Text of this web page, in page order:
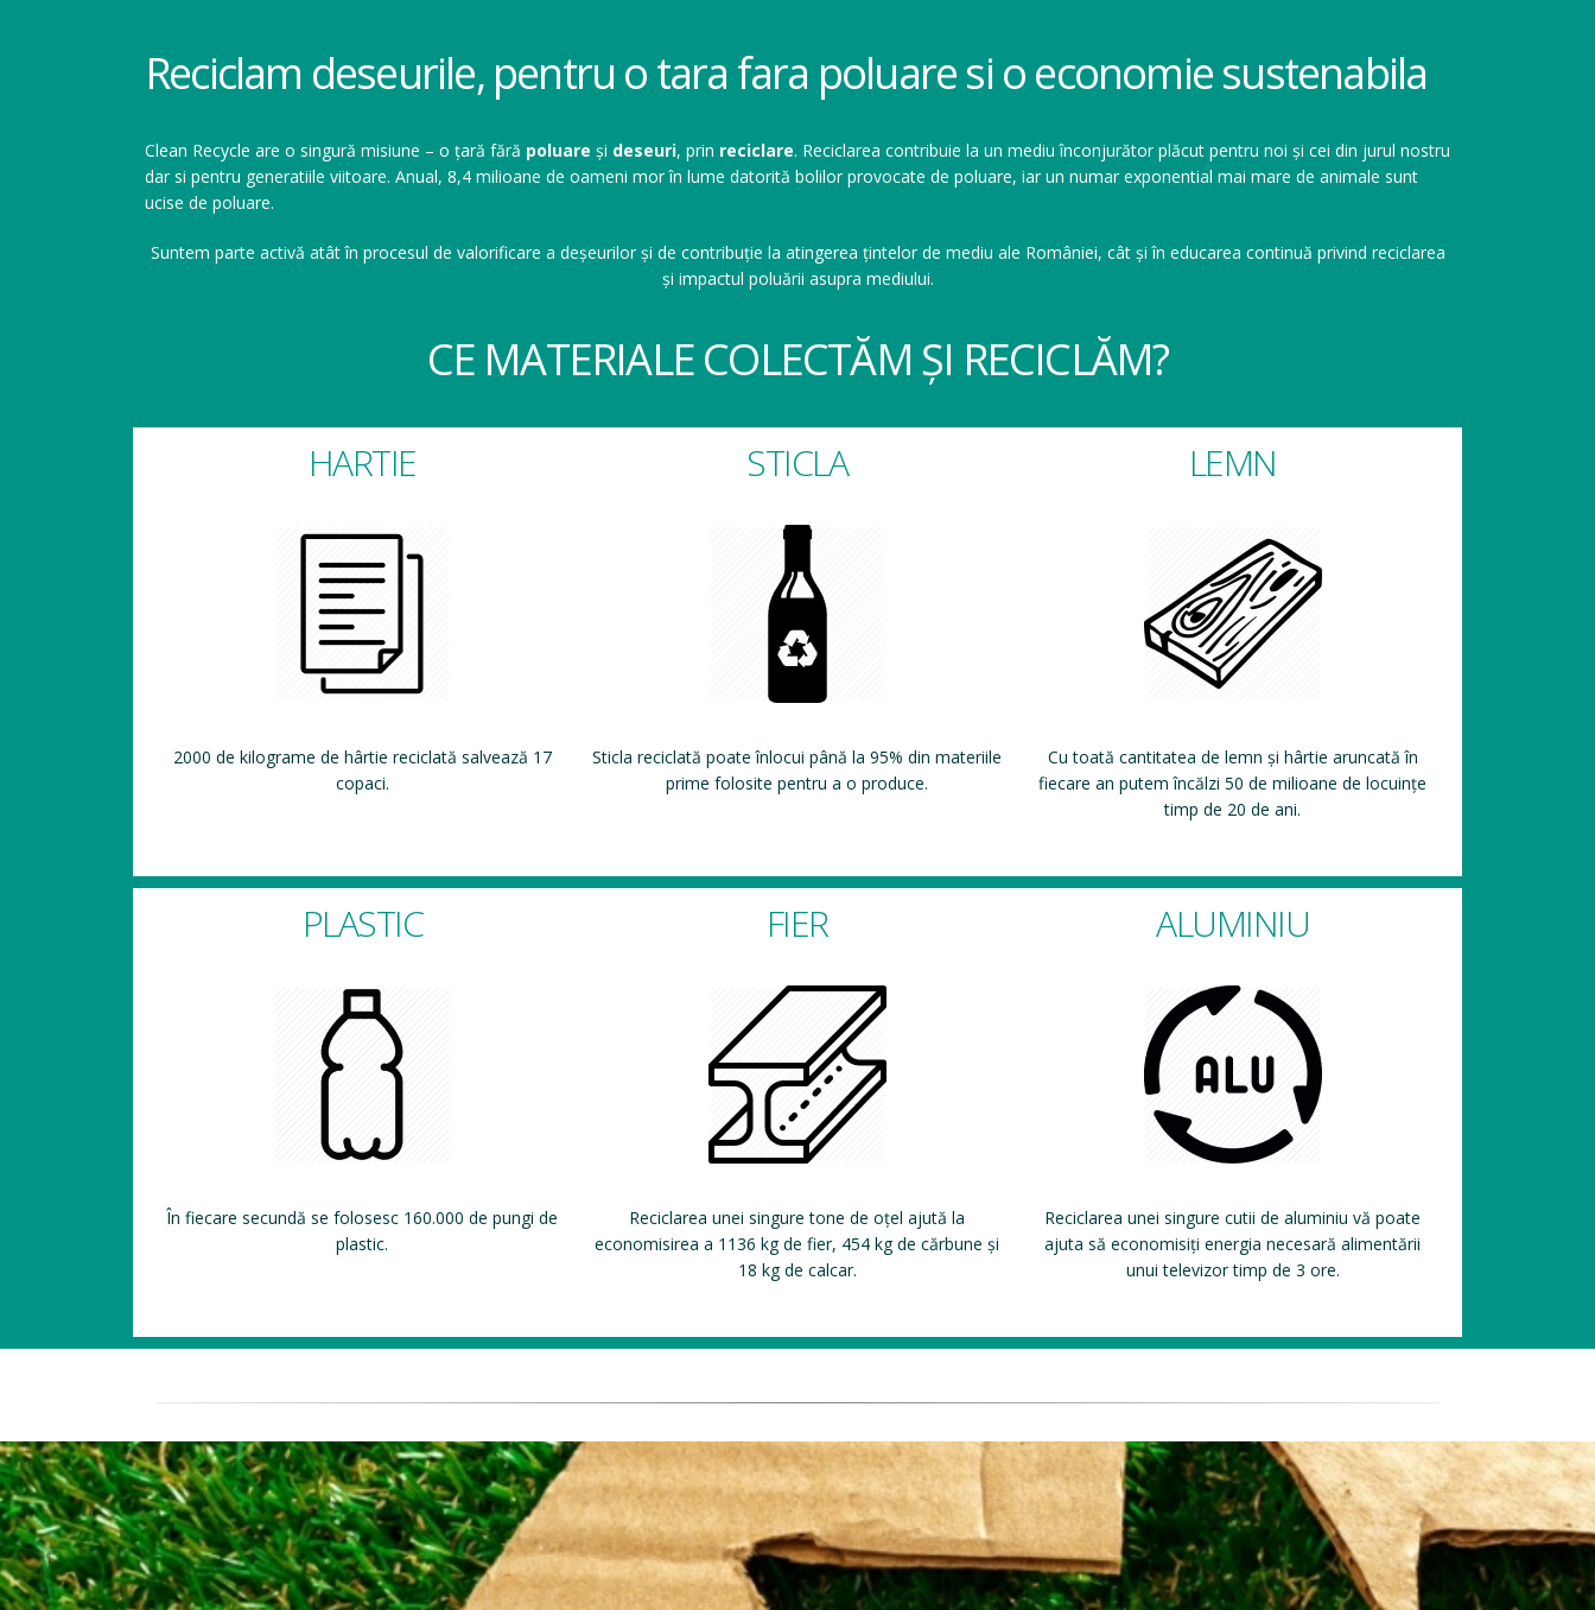
Reciclam deseurile, pentru o tara fara poluare si o economie sustenabila
Clean Recycle are o singură misiune – o țară fără poluare și deseuri, prin reciclare. Reciclarea contribuie la un mediu înconjurător plăcut pentru noi și cei din jurul nostru
dar si pentru generatiile viitoare. Anual, 8,4 milioane de oameni mor în lume datorită bolilor provocate de poluare, iar un numar exponential mai mare de animale sunt
ucise de poluare.
Suntem parte activă atât în procesul de valorificare a deșeurilor și de contribuție la atingerea țintelor de mediu ale României, cât și în educarea continuă privind reciclarea
și impactul poluării asupra mediului.
CE MATERIALE COLECTĂM ȘI RECICLĂM?
HARTIE
2000 de kilograme de hârtie reciclată salvează 17
copaci.
STICLA
Sticla reciclată poate înlocui până la 95% din materiile
prime folosite pentru a o produce.
LEMN
Cu toată cantitatea de lemn și hârtie aruncată în
fiecare an putem încălzi 50 de milioane de locuințe
timp de 20 de ani.
PLASTIC
În fiecare secundă se folosesc 160.000 de pungi de
plastic.
FIER
Reciclarea unei singure tone de oțel ajută la
economisirea a 1136 kg de fier, 454 kg de cărbune și
18 kg de calcar.
ALUMINIU
Reciclarea unei singure cutii de aluminiu vă poate
ajuta să economisiți energia necesară alimentării
unui televizor timp de 3 ore.